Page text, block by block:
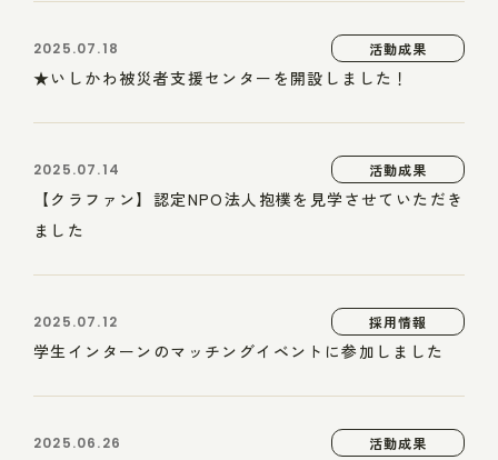
2025.07.18 活動成果
★いしかわ被災者支援センターを開設しました！
2025.07.14 活動成果
【クラファン】認定NPO法人抱樸を見学させていただき
ました
2025.07.12 採用情報
学生インターンのマッチングイベントに参加しました
2025.06.26 活動成果